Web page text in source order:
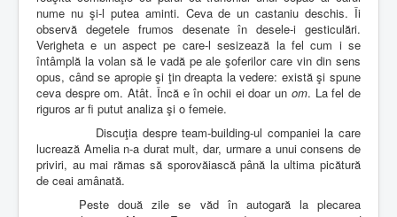
nume nu şi-l putea aminti. Ceva de un castaniu deschis. Îi
observă degetele frumos desenate în desele-i gesticulări.
Verigheta e un aspect pe care-l sesizează la fel cum i se
întâmplă la volan să le vadă pe ale şoferilor care vin din sens
opus, când se apropie şi ţin dreapta la vedere: există şi spune
ceva despre om. Atât. Încă e în ochii ei doar un om. La fel de
riguros ar fi putut analiza şi o femeie.
Discuţia despre team-building-ul companiei la care
lucrează Amelia n-a durat mult, dar, urmare a unui consens de
priviri, au mai rămas să sporovăiască până la ultima picătură
de ceai amânată.
Peste două zile se văd în autogară la plecarea